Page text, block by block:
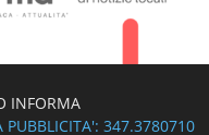
INFORMA
PUBBLICITA': 347.3780710